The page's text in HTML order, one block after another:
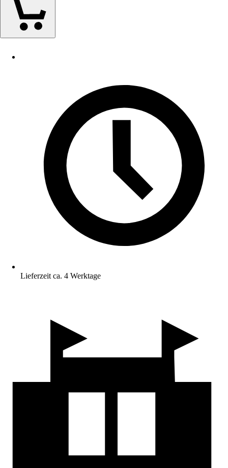
Lieferzeit ca. 4 Werktage